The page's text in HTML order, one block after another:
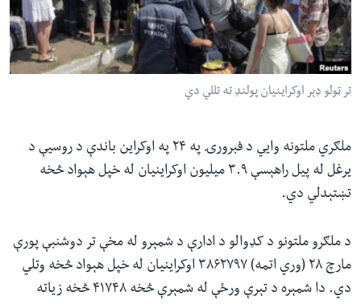
شئ
لټون
ځای
ته
له مونږ سره په تماس کې پاتې شئ
تر ټولو ډېر اوکراینیان پولنډ ته تللي دي
ملګري ملتونه وايي د فبرورۍ په ۲۴ په اوکراین باندې د روسیې د
یرغل له پيل راهېسې ۳.۹ میلیون اوکراینیان له خپل هېواد څخه
تښتېدلي دي.
د ملګرو ملتونو د کډوالو د ادارې د شمېرو له مخې تر دوشنبې پورې
مارچ ۲۸ (وري اتمه) ۳۸۶۲۷۹۷ اوکراینیان له خپل هېواد څخه وتلي
دي. دا شمېره د تېرې ورځې له شمېرې څخه ۴۱۷۴۸ څخه زیاته